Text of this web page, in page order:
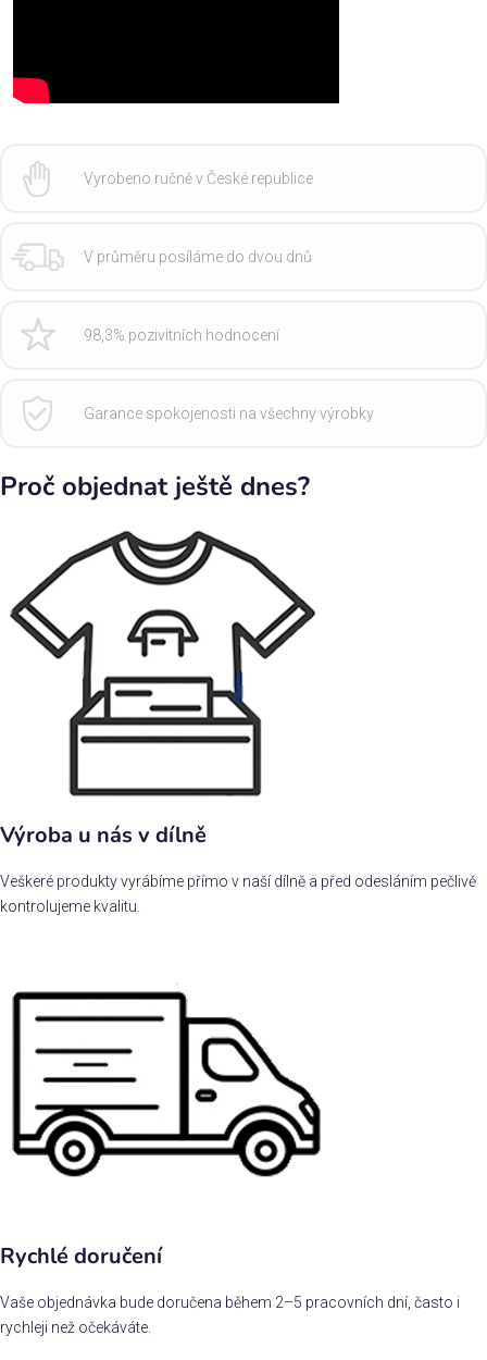
Vyrobeno ručně v České republice
V průměru posíláme do dvou dnů
98,3% pozivitních hodnocení
Garance spokojenosti na všechny výrobky
Proč objednat ještě dnes?
Výroba u nás v dílně
Veškeré produkty vyrábíme přímo v naší dílně a před odesláním pečlivě
kontrolujeme kvalitu.
Rychlé doručení
Vaše objednávka bude doručena během 2–5 pracovních dní, často i
rychleji než očekáváte.